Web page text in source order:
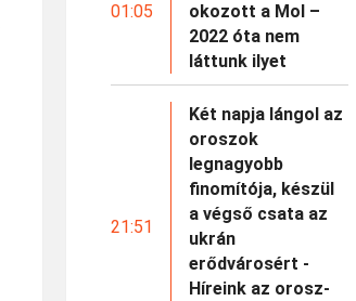
01:05
okozott a Mol –
2022 óta nem
láttunk ilyet
21:51
Két napja lángol az
oroszok
legnagyobb
finomítója, készül
a végső csata az
ukrán
erődvárosért -
Híreink az orosz-